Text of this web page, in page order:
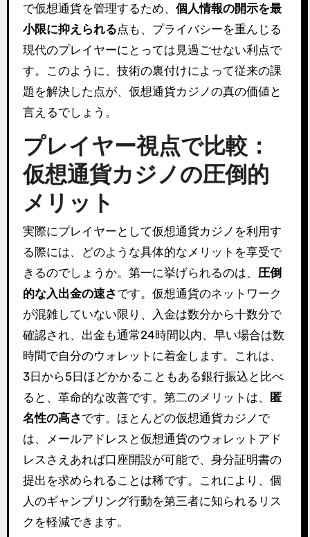
で仮想通貨を管理するため、 個人情報の開示を最
小限に抑えられる点も、プライバシーを重んじる
現代のプレイヤーにとっては見過ごせない利点で
す。このように、技術の裏付けによって従来の課
題を解決した点が、仮想通貨カジノの真の価値と
言えるでしょう。
プレイヤー視点で比較：
仮想通貨カジノの圧倒的
メリット
実際にプレイヤーとして仮想通貨カジノを利用す
る際には、どのような具体的なメリットを享受で
きるのでしょうか。第一に挙げられるのは、 圧倒
的な入出金の速さです。仮想通貨のネットワーク
が混雑していない限り、入金は数分から十数分で
確認され、出金も通常24時間以内、早い場合は数
時間で自分のウォレットに着金します。これは、
3日から5日ほどかかることもある銀行振込と比べ
ると、革命的な改善です。第二のメリットは、
匿
名性の高さです。ほとんどの仮想通貨カジノで
は、メールアドレスと仮想通貨のウォレットアド
レスさえあれば口座開設が可能で、身分証明書の
提出を求められることは稀です。これにより、個
人のギャンブリング行動を第三者に知られるリス
クを軽減できます。